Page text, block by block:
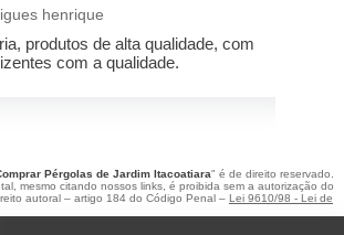
henrique
produtos de alta qualidade, com
com a qualidade.
Pérgolas de Jardim Itacoatiara" é de direito reservado.
mesmo citando nossos links, é proibida sem a autorização do
autoral – artigo 184 do Código Penal – Lei 9610/98 - Lei de